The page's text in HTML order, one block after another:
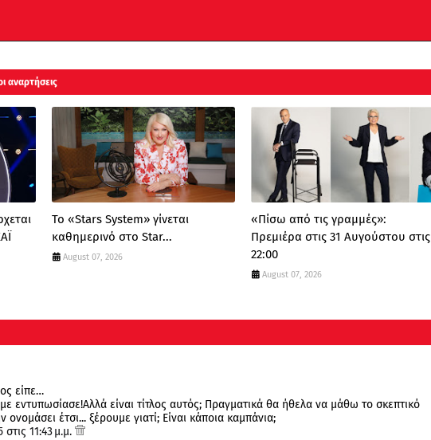
αναρτήσεις
Το «Stars System» γίνεται
καθημερινό στο Star...
August 07, 2026
«Πίσω από τις γραμμές»:
Πρεμιέρα στις 31 Αυγούστου στις
22:00
August 07, 2026
είπε…
εντυπωσίασε!Αλλά είναι τίτλος αυτός; Πραγματικά θα ήθελα να μάθω το σκεπτικό
ονομάσει έτσι... ξέρουμε γιατί; Είναι κάποια καμπάνια;
11:43 μ.μ.